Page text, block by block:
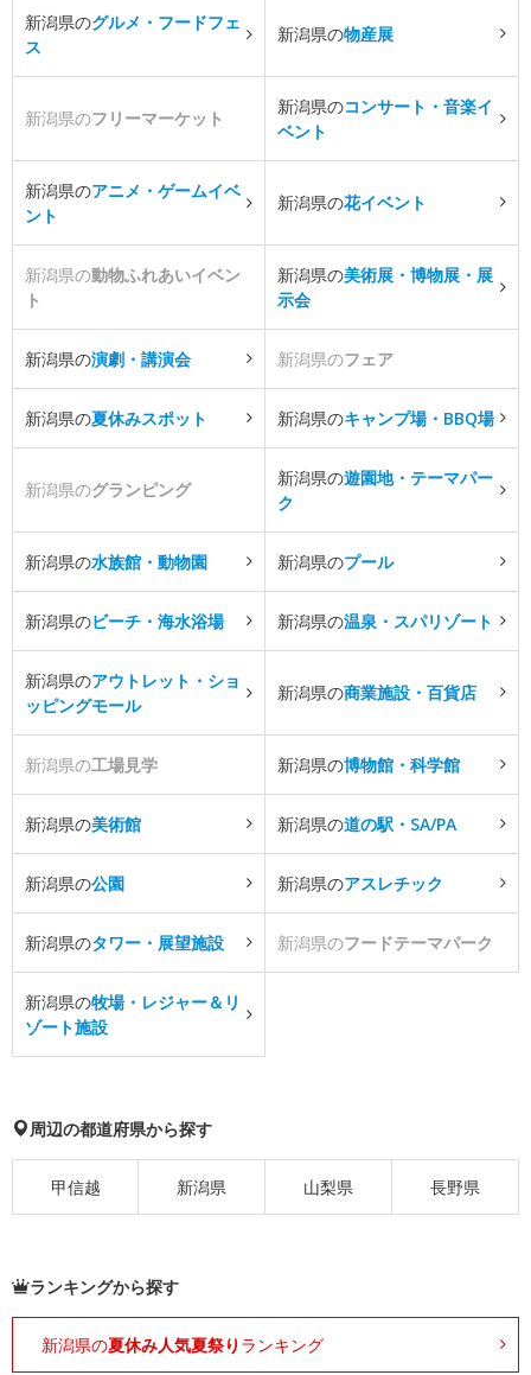
新潟県のグルメ・フードフェ
ス
新潟県の物産展
新潟県のフリーマーケット
新潟県のコンサート・音楽イ
ベント
新潟県のアニメ・ゲームイベ
ント
新潟県の花イベント
新潟県の動物ふれあいイベン
ト
新潟県の美術展・博物展・展
示会
新潟県の演劇・講演会 新潟県のフェア
新潟県の夏休みスポット 新潟県のキャンプ場・BBQ場
新潟県のグランピング
新潟県の遊園地・テーマパー
ク
新潟県の水族館・動物園 新潟県のプール
新潟県のビーチ・海水浴場 新潟県の温泉・スパリゾート
新潟県のアウトレット・ショ
ッピングモール
新潟県の商業施設・百貨店
新潟県の工場見学 新潟県の博物館・科学館
新潟県の美術館 新潟県の道の駅・SA/PA
新潟県の公園 新潟県のアスレチック
新潟県のタワー・展望施設 新潟県のフードテーマパーク
新潟県の牧場・レジャー＆リ
ゾート施設
周辺の都道府県から探す
甲信越 新潟県 山梨県 長野県
ランキングから探す
新潟県の夏休み人気夏祭り ランキング